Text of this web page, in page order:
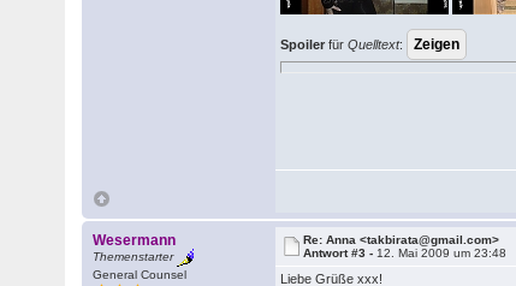
Spoiler fürQuelltext:
Wesermann
Themenstarter
General Counsel
Re: Anna <takbirata@gmail.com>
Antwort #3 - 12. Mai 2009 um 23:48
Liebe Grüße xxx!